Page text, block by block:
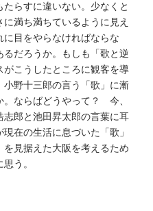
らすに違いない。少なくと
満ち満ちているように見え
目をやらなければならな
だろうか。もしも「歌と逆
こうしたところに観客を導
野十三郎の言う「歌」に漸
。ならばどうやって？ 今、
郎と池田昇太郎の言葉に耳
在の生活に息づいた「歌」
見据えた大阪を考えるため
う。